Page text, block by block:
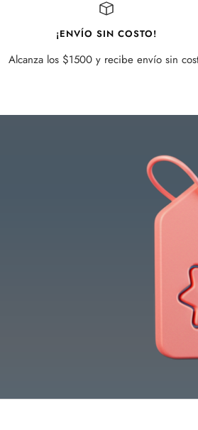
¡ENVÍO SIN COSTO!
Alcanza los $1500 y recibe envío sin